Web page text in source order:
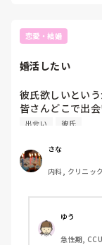
恋愛・結婚
婚活したい
彼氏欲しいという
皆さんどこで出
マッチングアプ
出会い 彼氏
さな
内科, クリニック
ゆう
急性期,